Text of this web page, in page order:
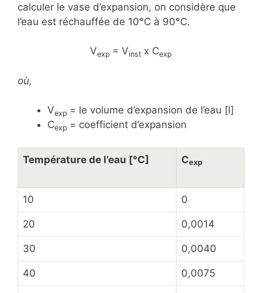
calculer le vase d’expansion, on considère que
l’eau est réchauffée de 10°C à 90°C.
Vexp = Vinst x Cexp
où,
Vexp = le volume d’expansion de l’eau [l]
Cexp = coefficient d’expansion
Température de l’eau [°C] Cexp
10 0
20 0,0014
30 0,0040
40 0,0075